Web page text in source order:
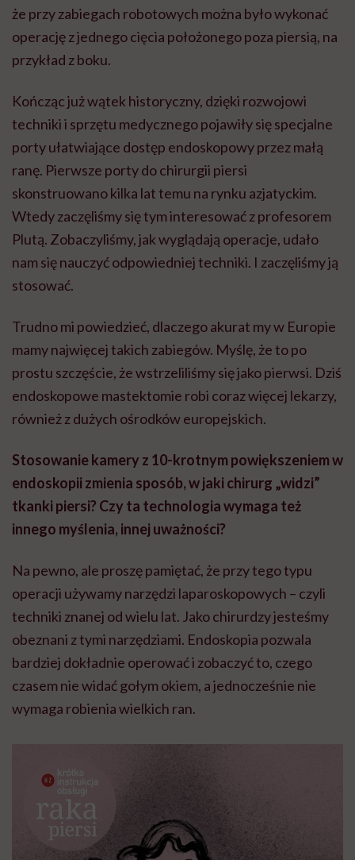
że przy zabiegach robotowych można było wykonać
operację z jednego cięcia położonego poza piersią, na
przykład z boku.
Kończąc już wątek historyczny, dzięki rozwojowi
techniki i sprzętu medycznego pojawiły się specjalne
porty ułatwiające dostęp endoskopowy przez małą
ranę. Pierwsze porty do chirurgii piersi
skonstruowano kilka lat temu na rynku azjatyckim.
Wtedy zaczęliśmy się tym interesować z profesorem
Plutą. Zobaczyliśmy, jak wyglądają operacje, udało
nam się nauczyć odpowiedniej techniki. I zaczęliśmy ją
stosować.
Trudno mi powiedzieć, dlaczego akurat my w Europie
mamy najwięcej takich zabiegów. Myślę, że to po
prostu szczęście, że wstrzeliliśmy się jako pierwsi. Dziś
endoskopowe mastektomie robi coraz więcej lekarzy,
również z dużych ośrodków europejskich.
Stosowanie kamery z 10-krotnym powiększeniem w
endoskopii zmienia sposób, w jaki chirurg „widzi”
tkanki piersi? Czy ta technologia wymaga też
innego myślenia, innej uważności?
Na pewno, ale proszę pamiętać, że przy tego typu
operacji używamy narzędzi laparoskopowych – czyli
techniki znanej od wielu lat. Jako chirurdzy jesteśmy
obeznani z tymi narzędziami. Endoskopia pozwala
bardziej dokładnie operować i zobaczyć to, czego
czasem nie widać gołym okiem, a jednocześnie nie
wymaga robienia wielkich ran.